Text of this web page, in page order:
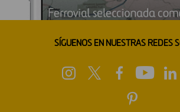
SÍGUENOS EN NUESTRAS REDES